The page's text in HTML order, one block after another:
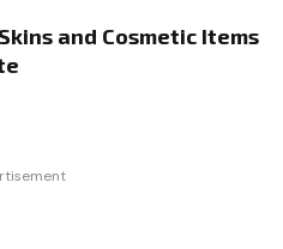
and Cosmetic Items